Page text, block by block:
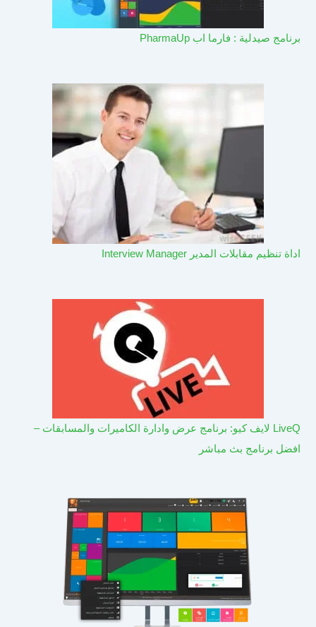
برنامج صيدلية : فارما اب PharmaUp​
اداة تنظيم مقابلات المدير Interview Manager
LiveQ لايف كيو: برنامج عرض وادارة الكاميرات والمسابقات –
افضل برنامج بث مباشر